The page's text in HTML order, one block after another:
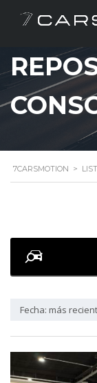
7CARSMOTION >
Fecha: más